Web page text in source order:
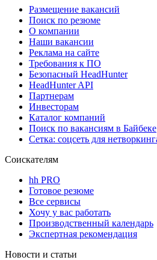
Размещение вакансий
Поиск по резюме
О компании
Наши вакансии
Реклама на сайте
Требования к ПО
Безопасный HeadHunter
HeadHunter API
Партнерам
Инвесторам
Каталог компаний
Поиск по вакансиям в Байбеке
Сетка: соцсеть для
Соискателям
hh PRO
Готовое резюме
Все сервисы
Хочу у вас работать
Производственный календарь
Экспертная рекомендация
Новости и статьи